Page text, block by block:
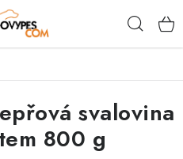
svalovina
800 g